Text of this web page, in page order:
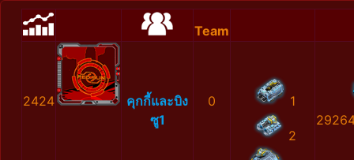
Team
2424
คุกกี้และบิง
ซู1
0 1
2